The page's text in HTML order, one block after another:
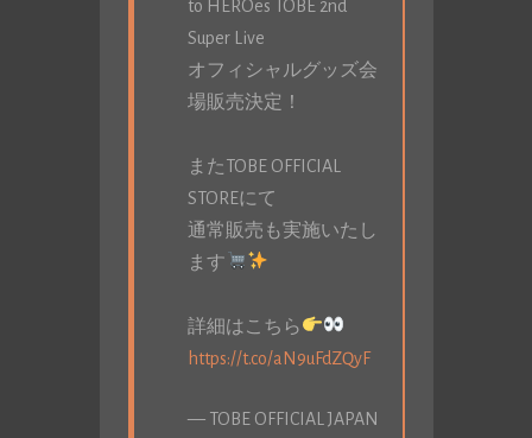
to HEROes TOBE 2nd
Super Live
オフィシャルグッズ会
場販売決定！
またTOBE OFFICIAL
STOREにて
通常販売も実施いたし
ます
詳細はこちら
https://t.co/aN9uFdZQyF
— TOBE OFFICIAL JAPAN